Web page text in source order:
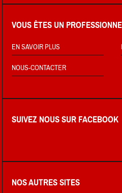
VOUS ÊTES UN
EN SAVOIR PLUS
NOUS-CONTACTER
SUIVEZ NOUS SUR FACEBOOK
NOS AUTRES SITES